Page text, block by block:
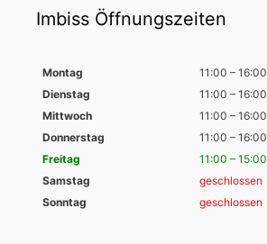
Imbiss Öffnungszeiten
Montag
11:00 – 16:00
Dienstag
11:00 – 16:00
Mittwoch
11:00 – 16:00
Donnerstag
11:00 – 16:00
Freitag
11:00 – 15:00
Samstag
geschlossen
Sonntag
geschlossen